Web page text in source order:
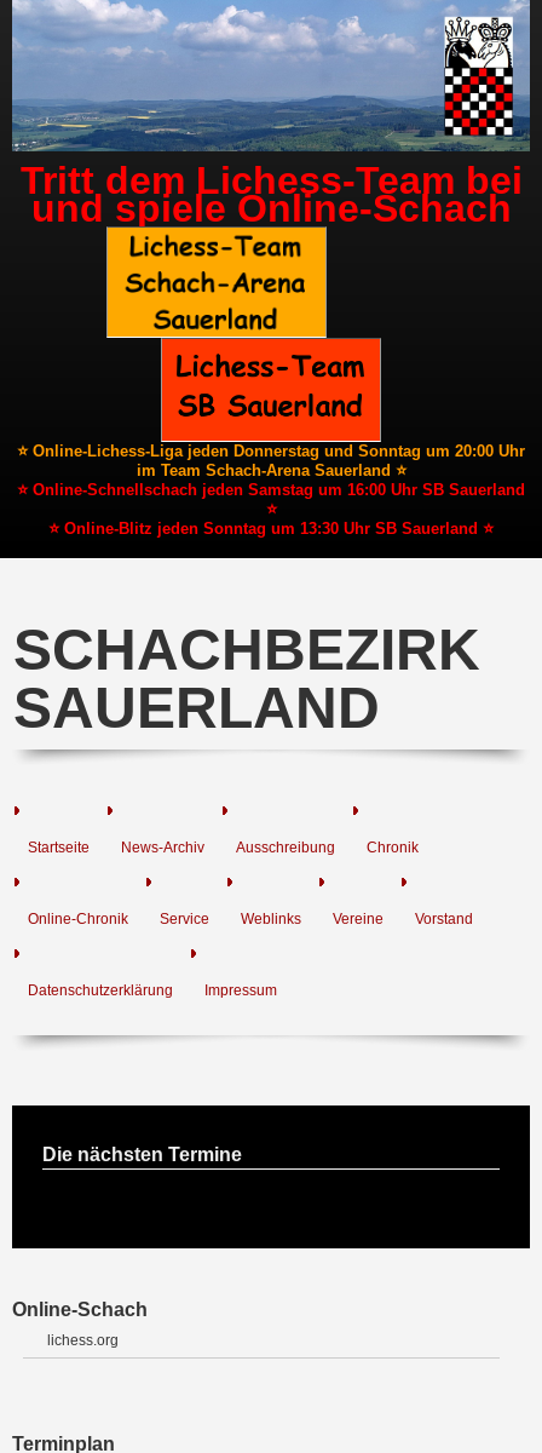
Tritt dem Lichess-Team bei
und spiele Online-Schach
⭐ Online-Lichess-Liga jeden Donnerstag und Sonntag um 20:00 Uhr
im Team Schach-Arena Sauerland ⭐
⭐ Online-Schnellschach jeden Samstag um 16:00 Uhr SB Sauerland
⭐
⭐ Online-Blitz jeden Sonntag um 13:30 Uhr SB Sauerland ⭐
SCHACHBEZIRK
SAUERLAND
Startseite News-Archiv Ausschreibung Chronik
Online-Chronik Service Weblinks Vereine Vorstand
Datenschutzerklärung Impressum
Die nächsten Termine
Online-Schach
lichess.org
Terminplan